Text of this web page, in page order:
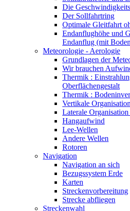
Die
Der Sollfahrtring
Optimale Gleitfahrt
Endanflughöhe und
Endanflug (mit
Meteorologie - Aerologie
Grundlagen der
Wir brauchen
Thermik :
Oberflächengestalt
Thermik :
Vertikale
Laterale
Hangaufwind
Lee-Wellen
Andere Wellen
Rotoren
Navigation
Navigation an sich
Bezugssystem Erde
Karten
Streckenvorbereitung
Strecke abfliegen
Streckenwahl